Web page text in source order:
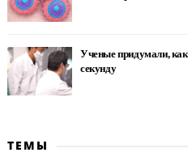
Ученые придумали,
секунду
ТЕМЫ